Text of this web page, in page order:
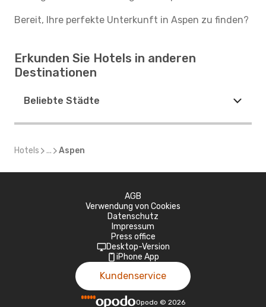
Bereit, Ihre perfekte Unterkunft in Aspen zu finden?
Erkunden Sie Hotels in anderen
Destinationen
Beliebte Städte
Hotels ... Aspen
AGB
Verwendung von Cookies
Datenschutz
Impressum
Press office
Desktop-Version
iPhone App
Kundenservice
Opodo © 2026